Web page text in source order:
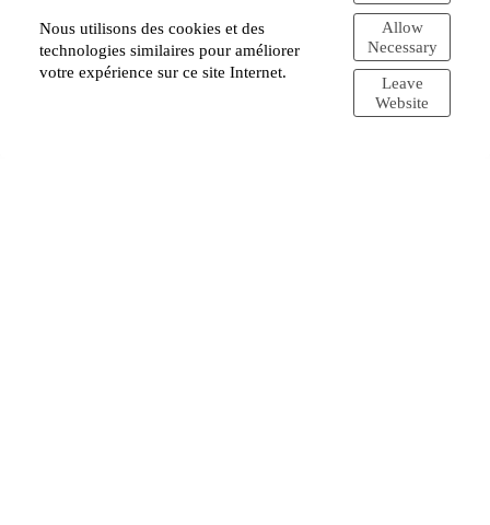
Nous utilisons des cookies et des
technologies similaires pour améliorer
votre expérience sur ce site Internet.
Allow
Necessary
Leave
Website